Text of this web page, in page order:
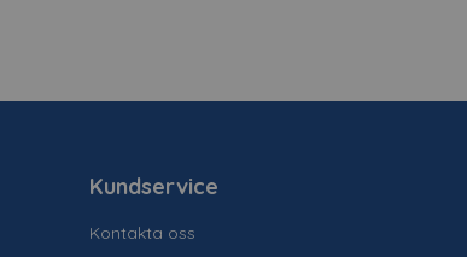
Kundservice
Kontakta oss